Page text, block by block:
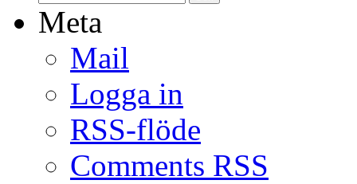
efter:
Meta
Mail
Logga in
RSS-flöde
Comments RSS